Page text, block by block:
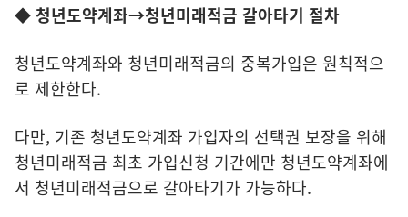
◆ 청년도약계좌→청년미래적금 갈아타기 절차
청년도약계좌와 청년미래적금의 중복가입은 원칙적으
로 제한한다.
다만, 기존 청년도약계좌 가입자의 선택권 보장을 위해
청년미래적금 최초 가입신청 기간에만 청년도약계좌에
서 청년미래적금으로 갈아타기가 가능하다.